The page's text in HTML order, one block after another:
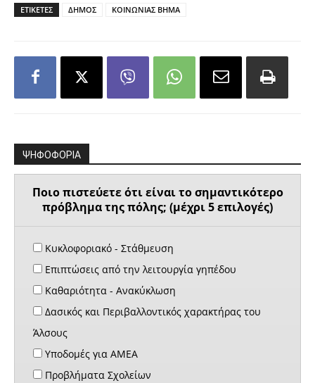
ΕΤΙΚΕΤΕΣ ΔΗΜΟΣ ΚΟΙΝΩΝΙΑΣ ΒΗΜΑ
ΨΗΦΟΦΟΡΙΑ
Ποιο πιστεύετε ότι είναι το σημαντικότερο
πρόβλημα της πόλης; (μέχρι 5 επιλογές)
Κυκλοφοριακό - Στάθμευση
Επιπτώσεις από την λειτουργία γηπέδου
Καθαριότητα - Ανακύκλωση
Δασικός και Περιβαλλοντικός χαρακτήρας του
Άλσους
Υποδομές για ΑΜΕΑ
Προβλήματα Σχολείων